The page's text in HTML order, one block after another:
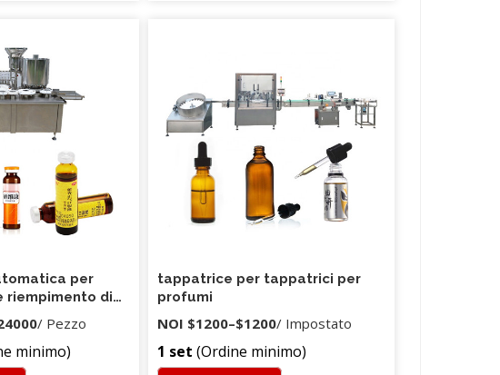
per
riempimento di
oculare con
automatico
/ Pezzo
minimo)
tappatrice per tappatrici per
profumi
NOI $1200–$1200/ Impostato
1 set (Ordine minimo)